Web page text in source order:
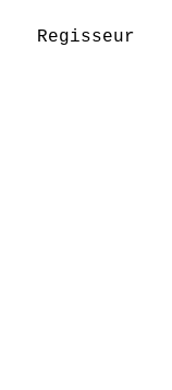
Regisseur